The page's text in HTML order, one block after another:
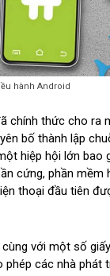
hành Android
chính thức cho ra
bố thành lập
hiệp hội lớn bao
cứng, phần mềm
thoại đầu tiên
với một số
phép các nhà phát